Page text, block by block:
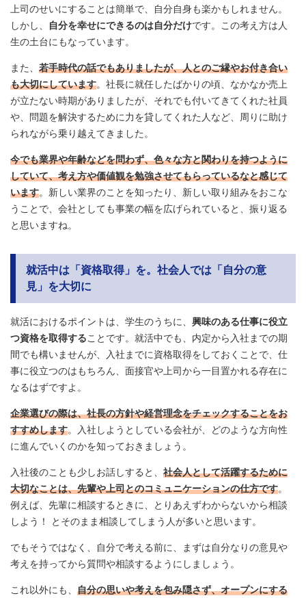
上司のせいにすることは簡単で、自分自身も楽かもしれません。
しかし、
自分を幸せにできるのは自分だけです。この考え方は人
生の土台にもなっています。
また、 若手時代の話でもありましたが、人とのご縁やお付き合い
も大切にしています。社長に就任したばかりの頃、なかなか売上
が立たない時期がありましたが、それでも付いてきてくれた社員
や、問題を解決するために力を貸してくれた人など、周りに助け
られながら乗り越えてきました。
今でも業界や年齢などを問わず、色々な方と関わりを持つように
していて、考え方や価値観を勉強させてもらっているなと感じて
います。新しい業界のことを知ったり、新しい取り組みをおこな
うことで、会社としても事業の幅を広げられていると、振り返る
と思いますね。
就活中は「資格取得」を。社会人では「自分の意
見」を大切に
就活におけるポイントは、学生のうちに、 興味のある仕事に役立
つ資格を取得することです。就活中でも、内定から入社までの期
間でも構いませんが、入社までに資格取得をしておくことで、仕
事に役立つのはもちろん、面接官や上司から一目置かれる存在に
なるはずですよ。
企業選びの際は、社長の方針や経営理念をチェックすることをお
すすめします。入社しようとしている会社が、どのような方向性
に進んでいくのかを知っておきましょう。
入社後のことも少しお話しすると、 社会人として活躍するために
大切なことは、先輩や上司とのコミュニケーションの仕方です。
例えば、先輩に相談するときに、とりあえずわからないから相談
しよう！ とそのまま相談してしまう人が多いと思います。
でもそうではなく、自分で考える前に、まずは自分なりの意見や
考えを持ってから質問や相談するようにしましょう。
これ以外にも、 自分の思いや考えを包み隠さず、オープンにする